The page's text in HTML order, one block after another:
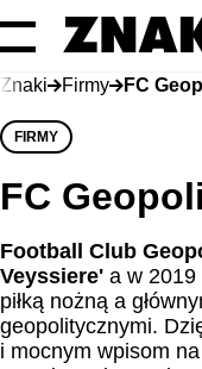
Znaki Firmy FC
FIRMY
FC
Football Club
Veyssiere' a w 2019
piłką nożną a
geopolitycznymi.
i mocnym wpisom